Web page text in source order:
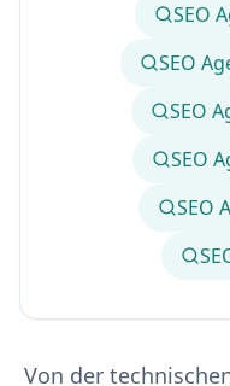
SEO
SEO
SEO
SEO
SEO
Von der